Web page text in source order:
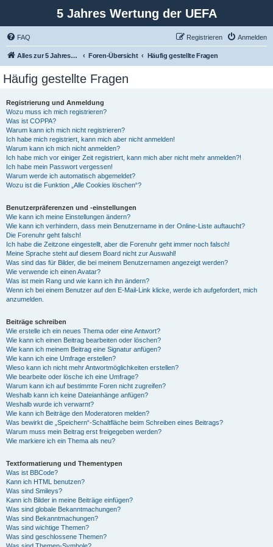
5 Jahres Wertung der UEFA
FAQ Anmelden
Registrieren
Alles zur 5 Jahreswertung / Tabelle der UEFA mit vielen Statistiken. Foren-Übersicht Häufig gestellte Fragen
Häufig gestellte Fragen
Registrierung und Anmeldung
Wozu muss ich mich registrieren?
Was ist COPPA?
Warum kann ich mich nicht registrieren?
Ich habe mich registriert, kann mich aber nicht anmelden!
Warum kann ich mich nicht anmelden?
Ich habe mich vor einiger Zeit registriert, kann mich aber nicht mehr anmelden?!
Ich habe mein Passwort vergessen!
Warum werde ich automatisch abgemeldet?
Wozu ist die Funktion „Alle Cookies löschen“?
Benutzerpräferenzen und -einstellungen
Wie kann ich meine Einstellungen ändern?
Wie kann ich verhindern, dass mein Benutzername in der Online-Liste auftaucht?
Die Forenuhr geht falsch!
Ich habe die Zeitzone eingestellt, aber die Forenuhr geht immer noch falsch!
Meine Sprache steht auf diesem Board nicht zur Auswahl!
Was sind das für Bilder, die bei meinem Benutzernamen angezeigt werden?
Wie verwende ich einen Avatar?
Was ist mein Rang und wie kann ich ihn ändern?
Wenn ich bei einem Benutzer auf den E-Mail-Link klicke, werde ich aufgefordert, mich
anzumelden.
Beiträge schreiben
Wie erstelle ich ein neues Thema oder eine Antwort?
Wie kann ich einen Beitrag bearbeiten oder löschen?
Wie kann ich meinem Beitrag eine Signatur anfügen?
Wie kann ich eine Umfrage erstellen?
Wieso kann ich nicht mehr Antwortmöglichkeiten erstellen?
Wie bearbeite oder lösche ich eine Umfrage?
Warum kann ich auf bestimmte Foren nicht zugreifen?
Weshalb kann ich keine Dateianhänge anfügen?
Weshalb wurde ich verwarnt?
Wie kann ich Beiträge den Moderatoren melden?
Was bewirkt die „Speichern“-Schaltfläche beim Schreiben eines Beitrags?
Warum muss mein Beitrag erst freigegeben werden?
Wie markiere ich ein Thema als neu?
Textformatierung und Thementypen
Was ist BBCode?
Kann ich HTML benutzen?
Was sind Smileys?
Kann ich Bilder in meine Beiträge einfügen?
Was sind globale Bekanntmachungen?
Was sind Bekanntmachungen?
Was sind wichtige Themen?
Was sind geschlossene Themen?